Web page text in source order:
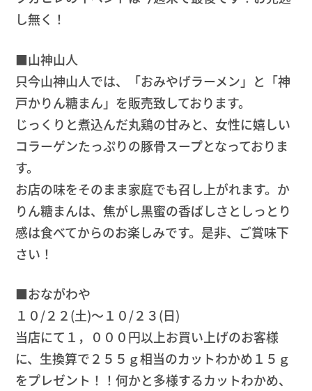
し無く！
■山神山人
只今山神山人では、「おみやげラーメン」と「神
戸かりん糖まん」を販売致しております。
じっくりと煮込んだ丸鶏の甘みと、女性に嬉しい
コラーゲンたっぷりの豚骨スープとなっておりま
す。
お店の味をそのまま家庭でも召し上がれます。か
りん糖まんは、焦がし黒蜜の香ばしさとしっとり
感は食べてからのお楽しみです。是非、ご賞味下
さい！
■おながわや
１０/２２(土)～１０/２３(日)
当店にて１，０００円以上お買い上げのお客様
に、生換算で２５５ｇ相当のカットわかめ１５ｇ
をプレゼント！！何かと多様するカットわかめ、